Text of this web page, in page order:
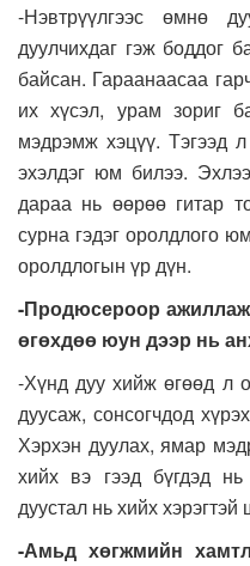
-Нэвтрүүлгээс өмнө
дуулчихдаг гэж боддог
байсан. Гараанаасаа
их хүсэл, урам зориг
мэдрэмж хэцүү. Тэгээд
эхэлдэг юм билээ.
дараа нь өөрөө гитар
сурна гэдэг оролдлого
оролдлогын үр дүн.
-Продюсероор
өгөхдөө юун дээр нь
-Хүнд дуу хийж өгөөд л
дуусаж, сонсогчдод
Хэрхэн дуулах, ямар
хийх вэ гээд бүгдэд
дуустал нь хийх хэрэгтэй
-Амьд хөгжмийн